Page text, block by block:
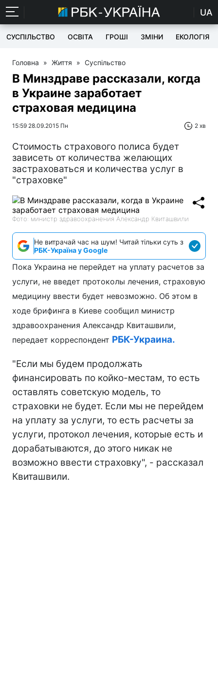
UA
СУСПІЛЬСТВО ОСВІТА ГРОШІ ЗМІНИ ЕКОЛОГІЯ
Головна » Життя » Суспільство
В Минздраве рассказали, когда
в Украине заработает
страховая медицина
15:59 28.09.2015 Пн 2 хв
Стоимость страхового полиса будет
зависеть от количества желающих
застраховаться и количества услуг в
"страховке"
Фото: министр здравоохранения Александр Квиташвили
Не витрачай час на шум! Читай тільки суть з
РБК-Україна у Google
Пока Украина не перейдет на уплату расчетов за
услуги, не введет протоколы лечения, страховую
медицину ввести будет невозможно. Об этом в
ходе брифинга в Киеве сообщил министр
здравоохранения Александр Квиташвили,
передает корреспондент РБК-Украина.
"Если мы будем продолжать
финансировать по койко-местам, то есть
оставлять советскую модель, то
страховки не будет. Если мы не перейдем
на уплату за услуги, то есть расчеты за
услуги, протокол лечения, которые есть и
дорабатываются, до этого никак не
возможно ввести страховку", - рассказал
Квиташвили.